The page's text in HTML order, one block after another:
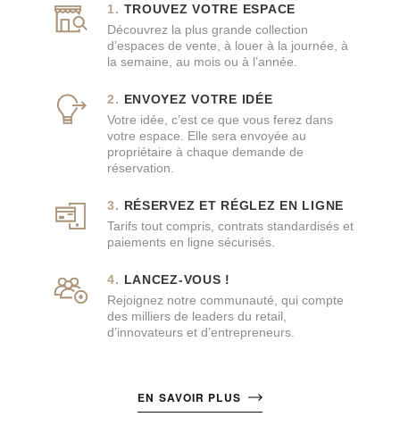
TROUVEZ VOTRE ESPACE
Découvrez la plus grande collection
d’espaces de vente, à louer à la journée, à
la semaine, au mois ou à l’année.
ENVOYEZ VOTRE IDÉE
Votre idée, c’est ce que vous ferez dans
votre espace. Elle sera envoyée au
propriétaire à chaque demande de
réservation.
RÉSERVEZ ET RÉGLEZ EN LIGNE
Tarifs tout compris, contrats standardisés et
paiements en ligne sécurisés.
LANCEZ-VOUS !
Rejoignez notre communauté, qui compte
des milliers de leaders du retail,
d’innovateurs et d’entrepreneurs.
EN SAVOIR PLUS